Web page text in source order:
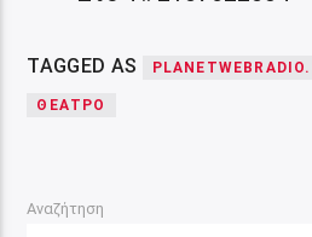
TAGGED AS
ΘΕΑΤΡΟ
Αναζήτηση